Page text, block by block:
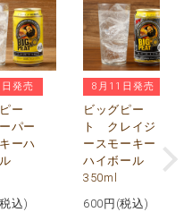
発売
ー
パー
ーハ
ル
込)
8月11日発売
ビッグピー
ト クレイジ
ースモーキー
ハイボール
350ml
600 円(税込)